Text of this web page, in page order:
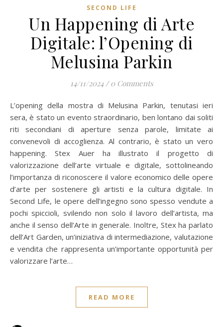
SECOND LIFE
Un Happening di Arte
Digitale: l’Opening di
Melusina Parkin
14/11/2024 / 0 Comments
L’opening della mostra di Melusina Parkin, tenutasi ieri
sera, è stato un evento straordinario, ben lontano dai soliti
riti secondiani di aperture senza parole, limitate ai
convenevoli di accoglienza. Al contrario, è stato un vero
happening. Stex Auer ha illustrato il progetto di
valorizzazione dell’arte virtuale e digitale, sottolineando
l’importanza di riconoscere il valore economico delle opere
d’arte per sostenere gli artisti e la cultura digitale. In
Second Life, le opere dell’ingegno sono spesso vendute a
pochi spiccioli, svilendo non solo il lavoro dell’artista, ma
anche il senso dell’Arte in generale. Inoltre, Stex ha parlato
dell’Art Garden, un’iniziativa di intermediazione, valutazione
e vendita che rappresenta un’importante opportunità per
valorizzare l’arte…
READ MORE